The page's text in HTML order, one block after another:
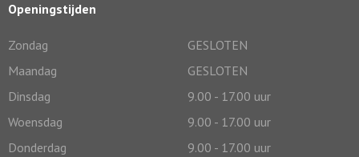
Openingstijden
Zondag
GESLOTEN
Maandag
GESLOTEN
Dinsdag
9.00 - 17.00 uur
Woensdag
9.00 - 17.00 uur
Donderdag
9.00 - 17.00 uur